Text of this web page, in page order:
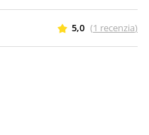
5,0 (1 recenzia)